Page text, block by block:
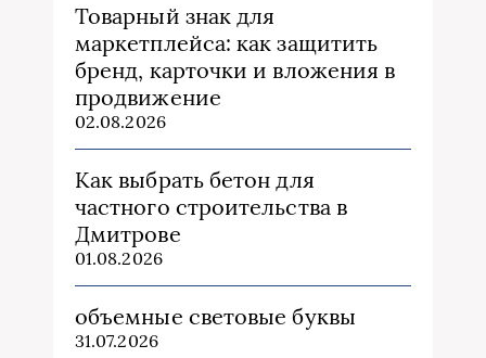
Товарный знак для
маркетплейса: как защитить
бренд, карточки и вложения в
продвижение
02.08.2026
Как выбрать бетон для
частного строительства в
Дмитрове
01.08.2026
объемные световые буквы
31.07.2026